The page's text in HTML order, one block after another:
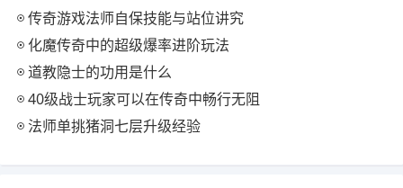
传奇游戏法师自保技能与站位讲究
化魔传奇中的超级爆率进阶玩法
道教隐士的功用是什么
40级战士玩家可以在传奇中畅行无阻
法师单挑猪洞七层升级经验